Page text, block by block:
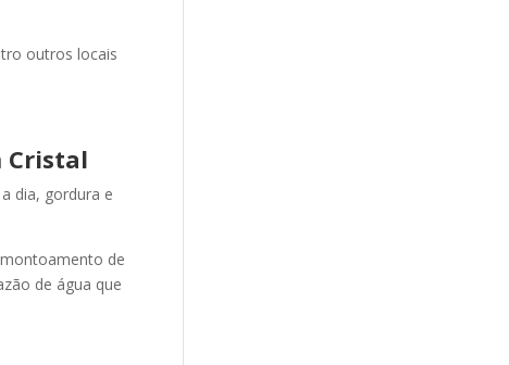
outros locais
Cristal
dia, gordura e
de
de água que